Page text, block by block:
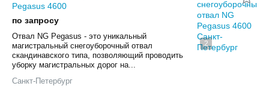
2
Pegasus 4600
по запросу
Отвал NG Pegasus - это уникальный
магистральный снегоуборочный отвал
скандинавского типа, позволяющий проводить
уборку магистральных дорог на...
Санкт-Петербург